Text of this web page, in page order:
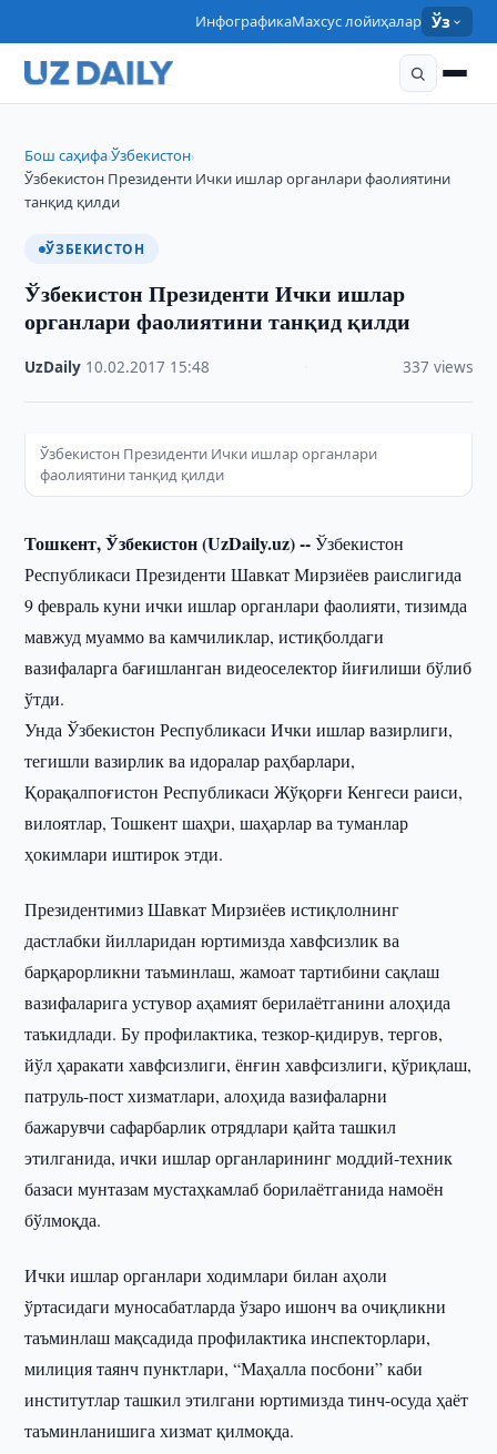
ИнфографикаМахсус лойиҳалар Ўз
Бош саҳифа›Ўзбекистон›
Ўзбекистон Президенти Ички ишлар органлари фаолиятини
танқид қилди
ЎЗБЕКИСТОН
Ўзбекистон Президенти Ички ишлар
органлари фаолиятини танқид қилди
UzDaily 10.02.2017 15:48 337 views
Ўзбекистон Президенти Ички ишлар органлари
фаолиятини танқид қилди
Тошкент, Ўзбекистон (UzDaily.uz) --Ўзбекистон
Республикаси Президенти Шавкат Мирзиёев раислигида
9 февраль куни ички ишлар органлари фаолияти, тизимда
мавжуд муаммо ва камчиликлар, истиқболдаги
вазифаларга бағишланган видеоселектор йиғилиши бўлиб
ўтди.
Унда Ўзбекистон Республикаси Ички ишлар вазирлиги,
тегишли вазирлик ва идоралар раҳбарлари,
Қорақалпоғистон Республикаси Жўқорғи Кенгеси раиси,
вилоятлар, Тошкент шаҳри, шаҳарлар ва туманлар
ҳокимлари иштирок этди.
Президентимиз Шавкат Мирзиёев истиқлолнинг
дастлабки йилларидан юртимизда хавфсизлик ва
барқарорликни таъминлаш, жамоат тартибини сақлаш
вазифаларига устувор аҳамият берилаётганини алоҳида
таъкидлади. Бу профилактика, тезкор-қидирув, тергов,
йўл ҳаракати хавфсизлиги, ёнғин хавфсизлиги, қўриқлаш,
патруль-пост хизматлари, алоҳида вазифаларни
бажарувчи сафарбарлик отрядлари қайта ташкил
этилганида, ички ишлар органларининг моддий-техник
базаси мунтазам мустаҳкамлаб борилаётганида намоён
бўлмоқда.
Ички ишлар органлари ходимлари билан аҳоли
ўртасидаги муносабатларда ўзаро ишонч ва очиқликни
таъминлаш мақсадида профилактика инспекторлари,
милиция таянч пунктлари, “Маҳалла посбони” каби
институтлар ташкил этилгани юртимизда тинч-осуда ҳаёт
таъминланишига хизмат қилмоқда.